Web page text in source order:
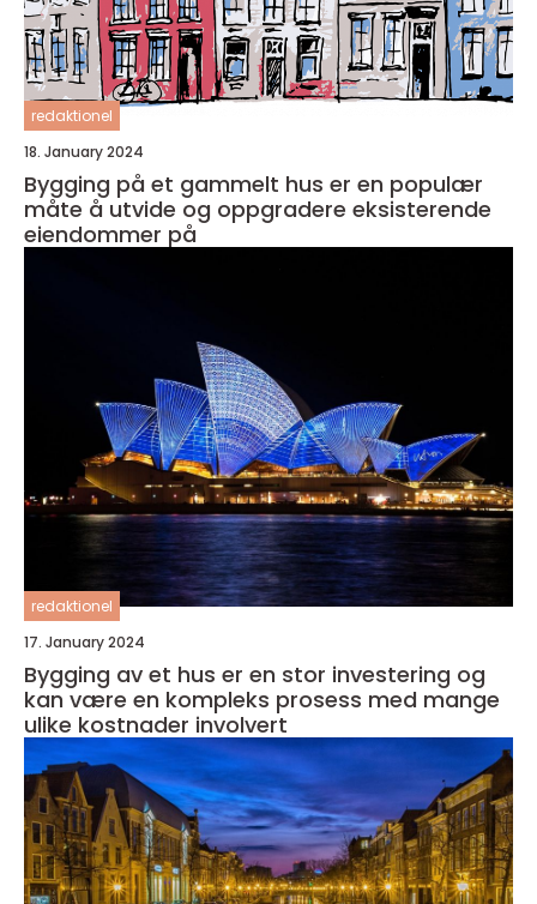
redaktionel
18. January 2024
Bygging på et gammelt hus er en populær
måte å utvide og oppgradere eksisterende
eiendommer på
redaktionel
17. January 2024
Bygging av et hus er en stor investering og
kan være en kompleks prosess med mange
ulike kostnader involvert